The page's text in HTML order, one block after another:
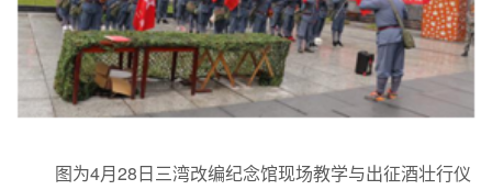
图为4月28日三湾改编纪念馆现场教学与出征酒壮行仪